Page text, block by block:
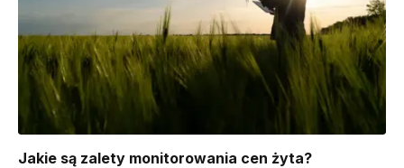
Jakie są zalety monitorowania cen żyta?